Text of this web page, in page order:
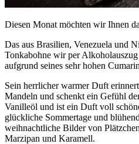
Diesen Monat möchten wir Ihnen
Das aus Brasilien, Venezuela und
Tonkabohne wir per
aufgrund seines sehr hohen
Sein herrlicher warmer Duft
Mandeln und schenkt ein Gefühl
Vanilleöl und ist ein Duft voll
glückliche Sommertage und
weihnachtliche Bilder von
Marzipan und Karamell.